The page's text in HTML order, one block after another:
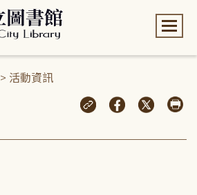
> 活動資訊